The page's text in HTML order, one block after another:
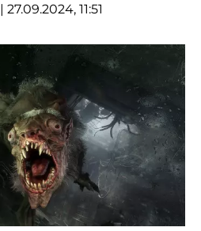
| 27.09.2024, 11:51